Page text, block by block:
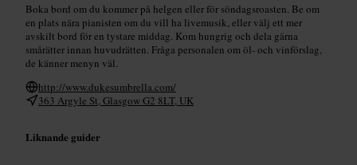
Boka bord om du kommer på helgen eller för söndagsroasten. Be om
en plats nära pianisten om du vill ha livemusik, eller välj ett mer
avskilt bord för en tystare middag. Kom hungrig och dela gärna
smårätter innan huvudrätten. Fråga personalen om öl- och vinförslag,
de känner menyn väl.
http://www.dukesumbrella.com/
363 Argyle St, Glasgow G2 8LT, UK
Liknande guider